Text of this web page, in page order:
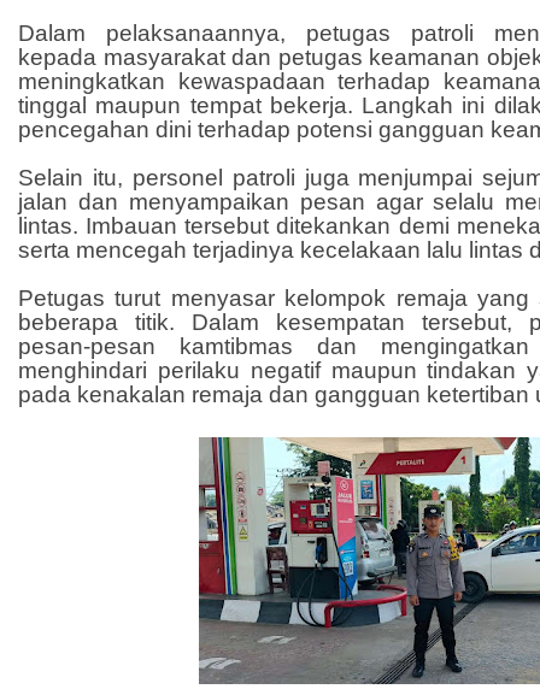
Dalam pelaksanaannya, petugas patroli
kepada masyarakat dan petugas keamanan
meningkatkan kewaspadaan terhadap
tinggal maupun tempat bekerja. Langkah ini
pencegahan dini terhadap potensi gangguan
Selain itu, personel patroli juga menjumpai
jalan dan menyampaikan pesan agar selalu
lintas. Imbauan tersebut ditekankan demi
serta mencegah terjadinya kecelakaan lalu lintas
Petugas turut menyasar kelompok remaja
beberapa titik. Dalam kesempatan tersebut,
pesan-pesan kamtibmas dan
menghindari perilaku negatif maupun tindakan
pada kenakalan remaja dan gangguan ketertiban